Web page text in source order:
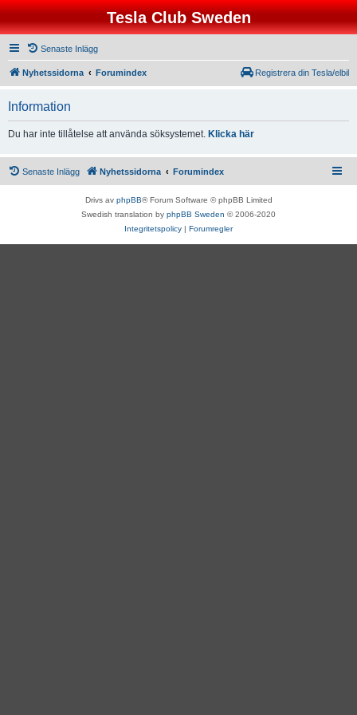
Tesla Club Sweden
Senaste Inlägg
Nyhetssidorna Forumindex Registrera din Tesla/elbil
Information
Du har inte tillåtelse att använda söksystemet. Klicka här
Senaste Inlägg Nyhetssidorna Forumindex
Drivs av phpBB® Forum Software © phpBB Limited
Swedish translation by phpBB Sweden © 2006-2020
Integritetspolicy | Forumregler